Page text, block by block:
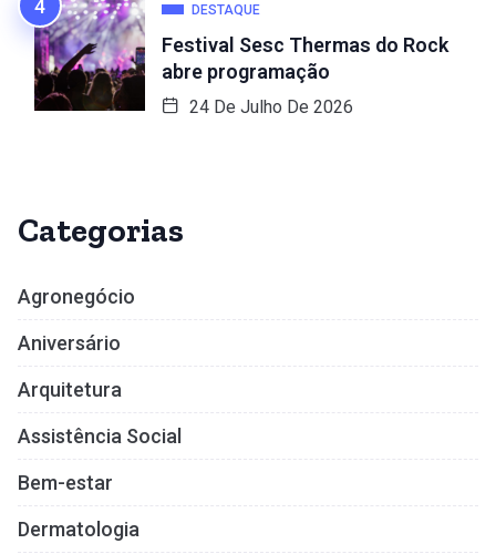
DESTAQUE
Festival Sesc Thermas do Rock
abre programação
24 De Julho De 2026
Categorias
Agronegócio
Aniversário
Arquitetura
Assistência Social
Bem-estar
Dermatologia